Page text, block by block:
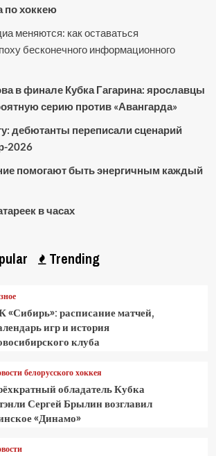
по хоккею
меняются: как оставаться
бесконечного информационного
в финале Кубка Гагарина: ярославцы
серию против «Авангарда»
дебютанты переписали сценарий
2026
помогают быть энергичным каждый
в часах
Trending
«Сибирь»: расписание матчей,
игр и история
клуба
белорусского хоккея
обладатель Кубка
Сергей Брылин возглавил
«Динамо»